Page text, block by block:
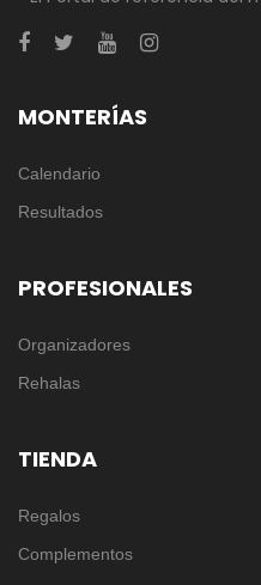
MONTERÍAS
Calendario
Resultados
PROFESIONALES
Organizadores
Rehalas
TIENDA
Regalos
Complementos